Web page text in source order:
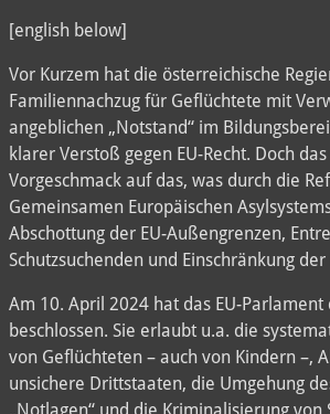
[english below]
Vor Kurzem hat die österreichische
Familiennachzug für Geflüchtete mit
angeblichen „Notstand“ im
klarer Verstoß gegen EU-Recht. Doch
Vorgeschmack auf das, was durch die
Gemeinsamen Europäischen
Abschottung der EU-Außengrenzen,
Schutzsuchenden und Einschränkung
Am 10. April 2024 hat das EU-Parlament
beschlossen. Sie erlaubt u.a. die
von Geflüchteten – auch von Kindern –,
unsichere Drittstaaten, die Umgehung
„Notlagen“ und die Kriminalisierung von